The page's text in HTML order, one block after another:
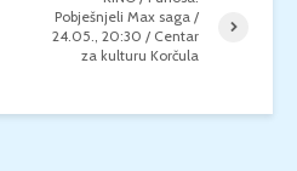
Pobješnjeli Max saga /
24.05., 20:30 / Centar
za kulturu Korčula